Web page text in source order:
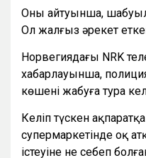
Оның айтуынша,
Ол жалғыз әрекет
Норвегиядағы NRK
хабарлауынша,
көшені жабуға тура
Келіп түскен
супермаркетінде оқ
істеуіне не себеп